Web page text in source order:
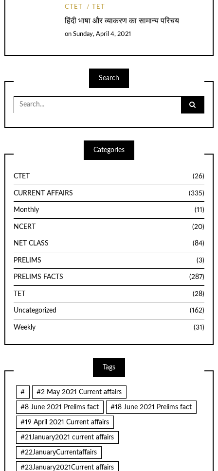
CTET TET
हिंदी भाषा और व्याकरण का सामान्य परिचय
onSunday, April 4, 2021
Search
Search
for:
Categories
CTET (26)
CURRENT AFFAIRS (335)
Monthly (11)
NCERT (20)
NET CLASS (84)
PRELIMS (3)
PRELIMS FACTS (287)
TET (28)
Uncategorized (162)
Weekly (31)
Tags
# #2 May 2021 Current affairs
#8 June 2021 Prelims fact #18 June 2021 Prelims fact
#19 April 2021 Current affairs
#21January2021 current affairs
#22JanuaryCurrentaffairs
#23January2021Current affairs